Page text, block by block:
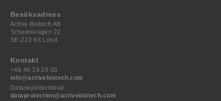
Besöksadress
Active Biotech AB
Scheelevägen 22
SE-223 63 Lund
Kontakt
+46 46 19 20 00
info@activebiotech.com
Dataskyddsombud
dataprotection@activebiotech.com